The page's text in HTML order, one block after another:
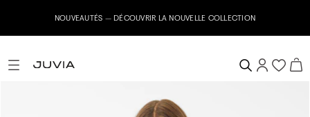
NOUVEAUTÉS – DÉCOUVRIR LA NOUVELLE COLLECTION